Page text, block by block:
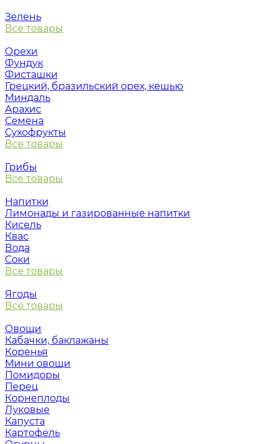
Зелень
Все товары
Орехи
Фундук
Фисташки
Грецкий, бразильский орех, кешью
Миндаль
Арахис
Семена
Сухофрукты
Все товары
Грибы
Все товары
Напитки
Лимонады и газированные напитки
Кисель
Квас
Вода
Соки
Все товары
Ягоды
Все товары
Овощи
Кабачки, баклажаны
Коренья
Мини овощи
Помидоры
Перец
Корнеплоды
Луковые
Капуста
Картофель